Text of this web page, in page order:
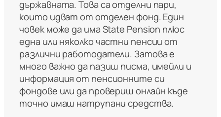
държавната. Това са отделни пари,
които идват от отделен фонд. Един
човек може да има State Pension плюс
една или няколко частни пенсии от
различни работодатели. Затова е
много важно да пазиш писма, имейли и
информация от пенсионните си
фондове или да провериш онлайн къде
точно имаш натрупани средства.